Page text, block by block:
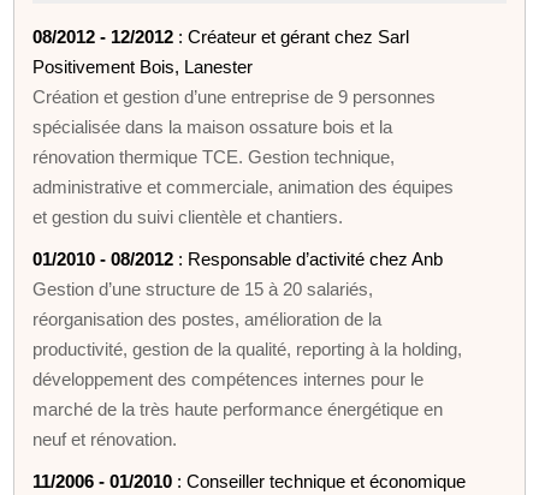
08/2012 - 12/2012 : Créateur et gérant chez Sarl
Positivement Bois, Lanester
Création et gestion d’une entreprise de 9 personnes
spécialisée dans la maison ossature bois et la
rénovation thermique TCE. Gestion technique,
administrative et commerciale, animation des équipes
et gestion du suivi clientèle et chantiers.
01/2010 - 08/2012 : Responsable d’activité chez Anb
Gestion d’une structure de 15 à 20 salariés,
réorganisation des postes, amélioration de la
productivité, gestion de la qualité, reporting à la holding,
développement des compétences internes pour le
marché de la très haute performance énergétique en
neuf et rénovation.
11/2006 - 01/2010 : Conseiller technique et économique